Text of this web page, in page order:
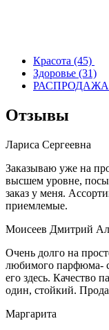
Красота (45)
Здоровье (31)
РАСПРОДАЖА
Отзывы
Лариса Сергеевна
Заказываю уже на
высшем уровне,
заказ у меня.
приемлемые.
Моисеев Дмитрий
Очень долго на
любимого парфюма-
его здесь. Качество
один, стойкий.
Маргарита